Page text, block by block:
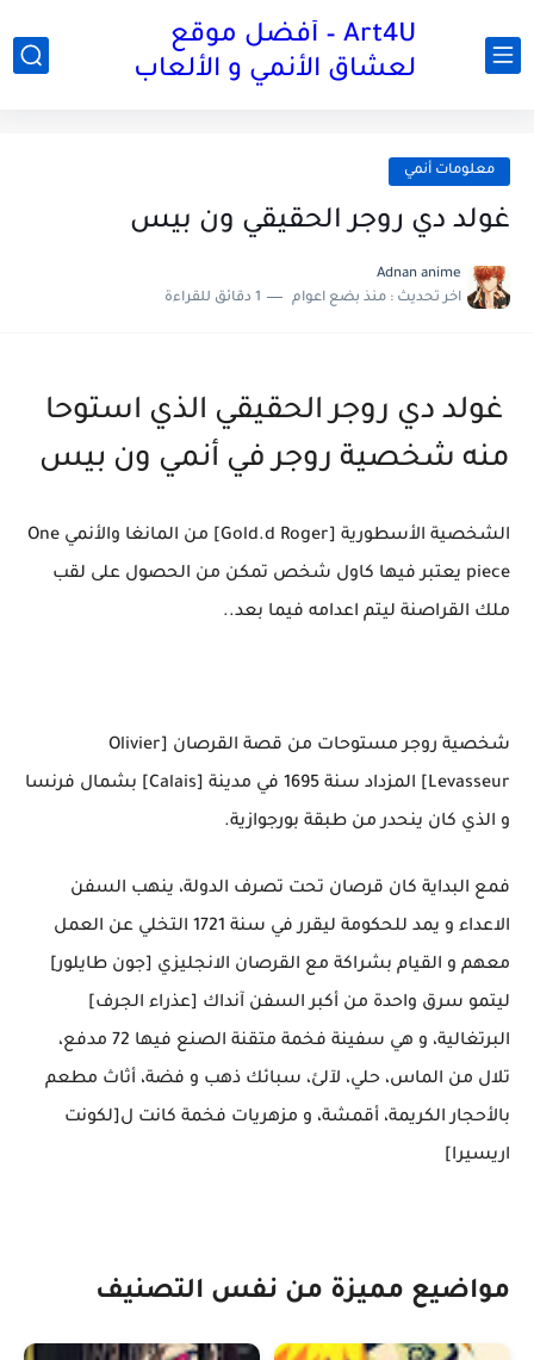
Art4U – أفضل موقع
لعشاق الأنمي و الألعاب
معلومات أنمي
غولد دي روجر الحقيقي ون بيس
Adnan anime
اخر تحديث : منذ بضع اعوام 1 دقائق للقراءة
غولد دي روجر الحقيقي الذي استوحا
منه شخصية روجر في أنمي ون بيس
الشخصية الأسطورية [Gold.d Roger] من المانغا والأنمي One
piece يعتبر فيها كاول شخص تمكن من الحصول على لقب
ملك القراصنة ليتم اعدامه فيما بعد..
شخصية روجر مستوحات من قصة القرصان [Olivier
Levasseur] المزداد سنة 1695 في مدينة [Calais] بشمال فرنسا
و الذي كان ينحدر من طبقة بورجوازية.
فمع البداية كان قرصان تحت تصرف الدولة، ينهب السفن
الاعداء و يمد للحكومة ليقرر في سنة 1721 التخلي عن العمل
معهم و القيام بشراكة مع القرصان الانجليزي [جون طايلور]
ليتمو سرق واحدة من أكبر السفن آنداك [عذراء الجرف]
البرتغالية، و هي سفينة فخمة متقنة الصنع فيها 72 مدفع،
تلال من الماس، حلي، لآلئ، سبائك ذهب و فضة، أثاث مطعم
بالأحجار الكريمة، أقمشة، و مزهريات فخمة كانت ل[لكونت
اريسيرا]
مواضيع مميزة من نفس التصنيف